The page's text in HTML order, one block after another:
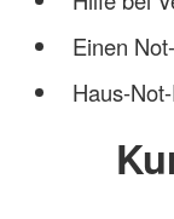
Einen
Haus-